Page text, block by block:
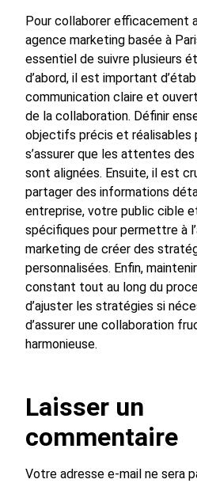
Pour collaborer efficacement
agence marketing basée à
essentiel de suivre plusieurs
d’abord, il est important
communication claire et
de la collaboration. Définir
objectifs précis et réalisables
s’assurer que les attentes
sont alignées. Ensuite, il est
partager des informations
entreprise, votre public cible
spécifiques pour permettre à
marketing de créer des
personnalisées. Enfin,
constant tout au long du
d’ajuster les stratégies si
d’assurer une collaboration
harmonieuse.
Laisser un
commentaire
Votre adresse e-mail ne sera